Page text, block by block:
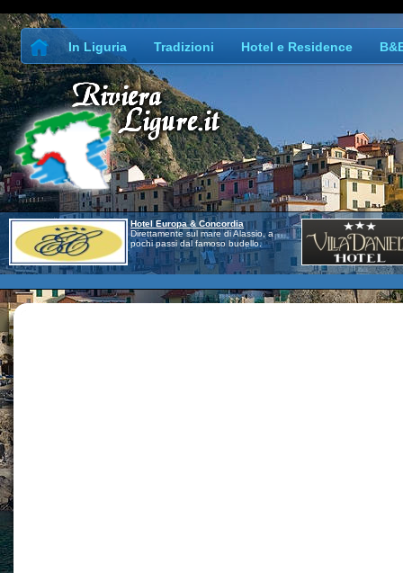
Hotel Europa & Concordia
Direttamente sul mare di Alassio, a
pochi passi dal famoso budello.
In Liguria Tradizioni Hotel e Residence